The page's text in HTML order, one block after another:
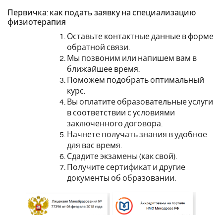
Первичка: как подать заявку на специализацию
физиотерапия
Оставьте контактные данные в форме
обратной связи.
Мы позвоним или напишем вам в
ближайшее время.
Поможем подобрать оптимальный
курс.
Вы оплатите образовательные услуги
в соответствии с условиями
заключенного договора.
Начнете получать знания в удобное
для вас время.
Сдадите экзамены (как свой).
Получите сертификат и другие
документы об образовании.